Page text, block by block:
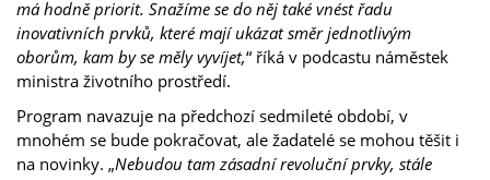
má hodně priorit. Snažíme se do něj také vnést řadu
inovativních prvků, které mají ukázat směr jednotlivým
oborům, kam by se měly vyvíjet,“ říká v podcastu náměstek
ministra životního prostředí.
Program navazuje na předchozí sedmileté období, v
mnohém se bude pokračovat, ale žadatelé se mohou těšit i
na novinky. „Nebudou tam zásadní revoluční prvky, stále